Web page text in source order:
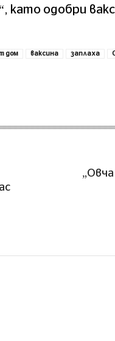
като одобри
дом ваксина заплаха